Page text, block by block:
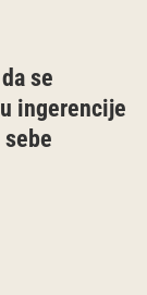
se
ingerencije